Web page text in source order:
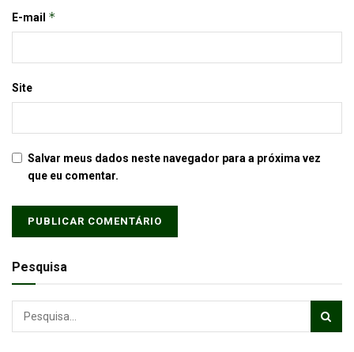
E-mail *
Site
Salvar meus dados neste navegador para a próxima vez
que eu comentar.
Pesquisa